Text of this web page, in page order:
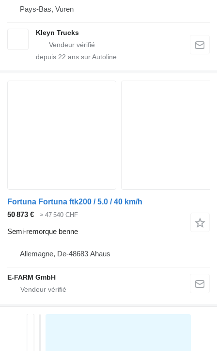
Pays-Bas, Vuren
Kleyn Trucks
depuis 22 ans sur Autoline
Fortuna Fortuna ftk200 / 5.0 / 40 km/h
50 873 €
≈ 47 540 CHF
Semi-remorque benne
Allemagne, De-48683 Ahaus
E-FARM GmbH